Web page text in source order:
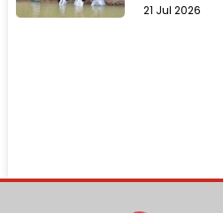
21 Jul 2026